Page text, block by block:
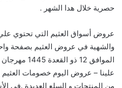
حصرية خلال هدا الشهر .
عروض أسواق العثيم التي تحتوي علي
الموافق 12
علينا – عروض اليوم خصومات
من المنتجات و السلع العديدة .في